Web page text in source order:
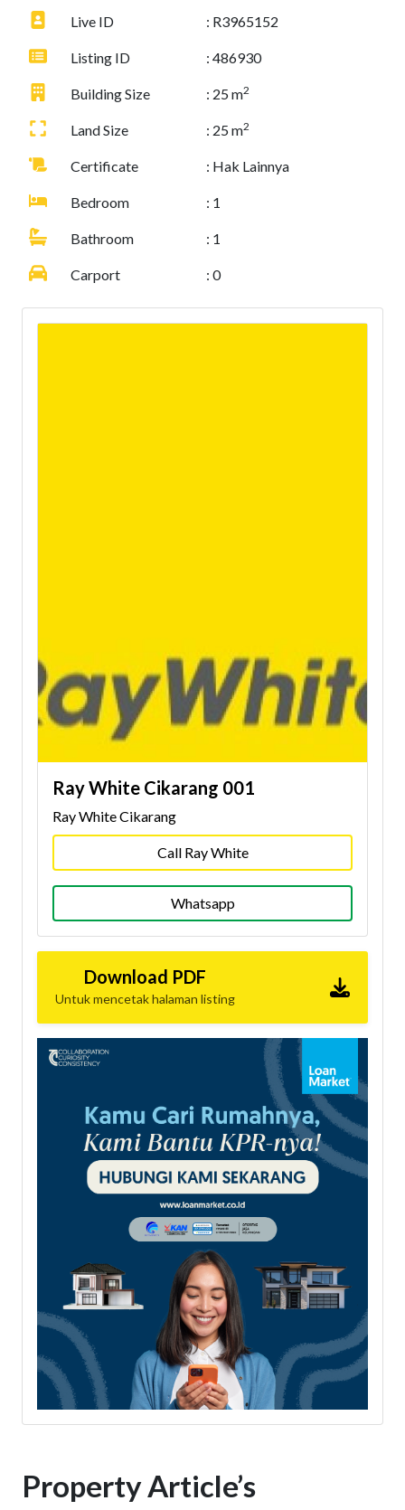
Ray White Cikarang 001
Ray White Cikarang
Call Ray White
Whatsapp
Download PDF
Untuk mencetak halaman listing
Live ID : R3965152
Listing ID : 486930
Building Size : 25 m2
Land Size : 25 m2
Certificate : Hak Lainnya
Bedroom : 1
Bathroom : 1
Carport : 0
Property Article’s